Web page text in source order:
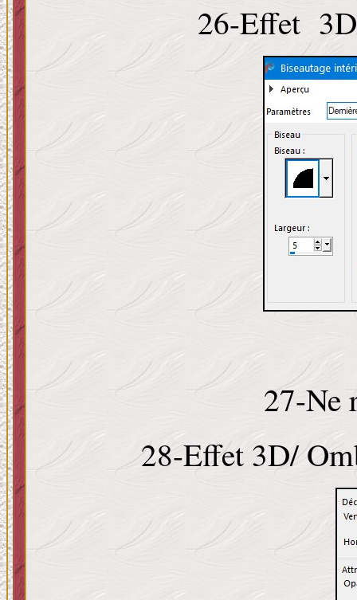
26-Effet
27-Ne
28-Effet 3D/